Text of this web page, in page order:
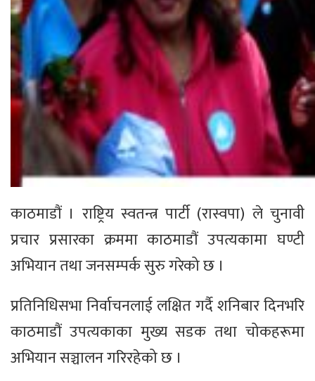
काठमाडौं । राष्ट्रिय स्वतन्त्र पार्टी (रास्वपा) ले चुनावी
प्रचार प्रसारका क्रममा काठमाडौं उपत्यकामा घण्टी
अभियान तथा जनसम्पर्क सुरु गरेको छ ।
प्रतिनिधिसभा निर्वाचनलाई लक्षित गर्दै शनिबार दिनभरि
काठमाडौं उपत्यकाका मुख्य सडक तथा चोकहरूमा
अभियान सञ्चालन गरिरहेको छ ।